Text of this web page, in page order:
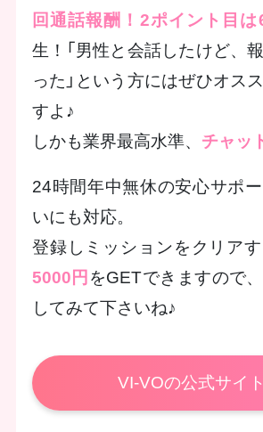
回通話報酬！2ポイント目は
生！「男性と会話したけど、
った」という方にはぜひオス
すよ♪
しかも業界最高水準、 チャッ
24時間年中無休の安心サポ
いにも対応。
登録しミッションをクリアす
5000円 をGETできますので
してみて下さいね♪
VI-VOの公式サイ